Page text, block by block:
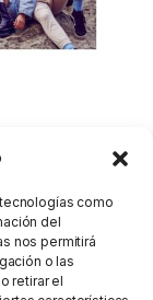
como
del
nos permitirá
o las
retirar el